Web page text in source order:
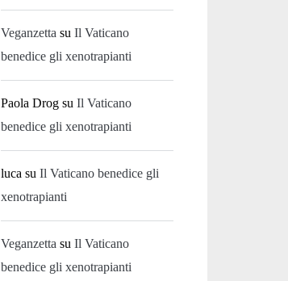
Veganzetta suIl Vaticano
benedice gli xenotrapianti
Paola Drog suIl Vaticano
benedice gli xenotrapianti
luca suIl Vaticano benedice gli
xenotrapianti
Veganzetta suIl Vaticano
benedice gli xenotrapianti